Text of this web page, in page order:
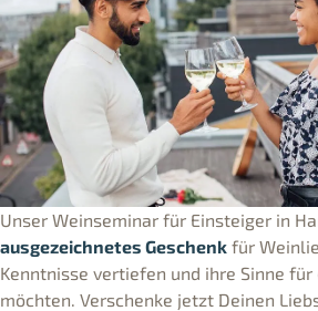
Unser Weinseminar für Einsteiger in
ausgezeichnetes Geschenk für
Kenntnisse vertiefen und ihre Sinne
möchten. Verschenke jetzt Deinen